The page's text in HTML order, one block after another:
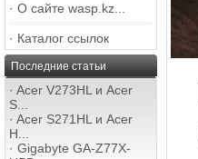
· О сайте wasp.kz...
· Каталог ссылок
Последние статьи
· Acer V273HL и Acer
S...
· Acer S271HL и Acer
H...
· Gigabyte GA-Z77X-